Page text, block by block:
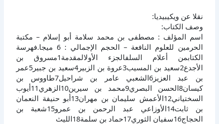
نقلا عن ويكيبيديا:
وصف الكتاب:
اسم المؤلف : مصطفى بن محمد سلامة أبو إسلام – مكتبة
الحرمين للعلوم النافعة – الحجم الإجمالي : 6 ميجا.فهرسة
الكتابمن أعلام السلفالجزء الأولالمقدمة1مسروق بن
الأجدع2سعيد بن المسيب3عروة بن الزبير4سعيد بن جبير5عمر
بن عبد العزيز6الشعبي عامر بن شراحيل7طاووس بن
كيسان8الحسن البصري9محمد بن سيرين10الزهري11أيوب
السختياني12الأعمش سليمان بن مهران13أبو حنيفة النعمان
بن ثابت14الأوزاعي عبد الرحمن بن عمرو15شعبة بن
الحجاج16سفيان الثوري17حماد بن سلمة18الليث